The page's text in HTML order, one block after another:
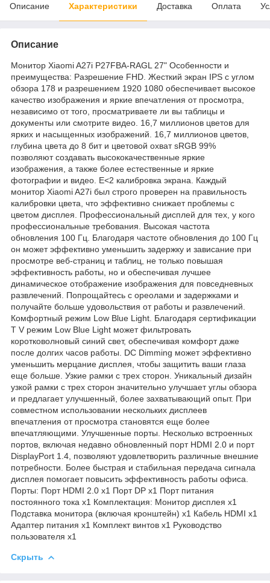
Описание Характеристики Доставка Оплата
Описание
Монитор Xiaomi A27i P27FBA-RAGL 27" Особенности и
преимущества: Разрешение FHD. Жесткий экран IPS с углом
обзора 178 и разрешением 1920 1080 обеспечивает высокое
качество изображения и яркие впечатления от просмотра,
независимо от того, просматриваете ли вы таблицы и
документы или смотрите видео. 16,7 миллионов цветов для
ярких и насыщенных изображений. 16,7 миллионов цветов,
глубина цвета до 8 бит и цветовой охват sRGB 99%
позволяют создавать высококачественные яркие
изображения, а также более естественные и яркие
фотографии и видео. E<2 калибровка экрана. Каждый
монитор Xiaomi A27i был строго проверен на правильность
калибровки цвета, что эффективно снижает проблемы с
цветом дисплея. Профессиональный дисплей для тех, у кого
профессиональные требования. Высокая частота
обновления 100 Гц. Благодаря частоте обновления до 100 Гц
он может эффективно уменьшить задержку и зависание при
просмотре веб-страниц и таблиц, не только повышая
эффективность работы, но и обеспечивая лучшее
динамическое отображение изображения для повседневных
развлечений. Попрощайтесь с ореолами и задержками и
получайте больше удовольствия от работы и развлечений.
Комфортный режим Low Blue Light. Благодаря сертификации
T V режим Low Blue Light может фильтровать
коротковолновый синий свет, обеспечивая комфорт даже
после долгих часов работы. DC Dimming может эффективно
уменьшить мерцание дисплея, чтобы защитить ваши глаза
еще больше. Узкие рамки с трех сторон. Уникальный дизайн
узкой рамки с трех сторон значительно улучшает углы обзора
и предлагает улучшенный, более захватывающий опыт. При
совместном использовании нескольких дисплеев
впечатления от просмотра становятся еще более
впечатляющими. Улучшенные порты. Несколько встроенных
портов, включая недавно обновленный порт HDMI 2.0 и порт
DisplayPort 1.4, позволяют удовлетворить различные внешние
потребности. Более быстрая и стабильная передача сигнала
дисплея помогает повысить эффективность работы офиса.
Порты: Порт HDMI 2.0 x1 Порт DP x1 Порт питания
постоянного тока x1 Комплектация: Монитор дисплея x1
Подставка монитора (включая кронштейн) x1 Кабель HDMI x1
Адаптер питания x1 Комплект винтов x1 Руководство
пользователя x1
Скрыть